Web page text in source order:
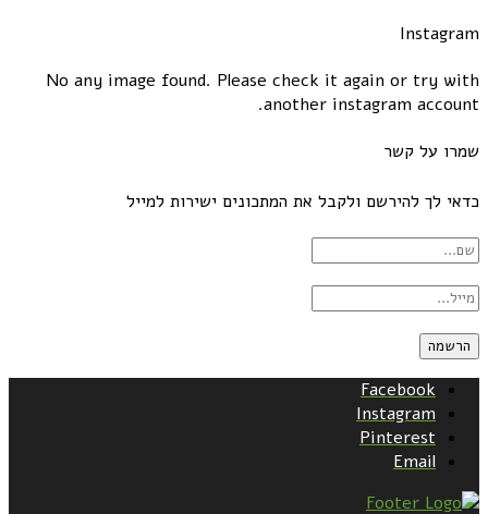
Instagram
No any image found. Please check it again or try with
another instagram account.
שמרו על קשר
כדאי לך להירשם ולקבל את המתכונים ישירות למייל
Facebook
Instagram
Pinterest
Email